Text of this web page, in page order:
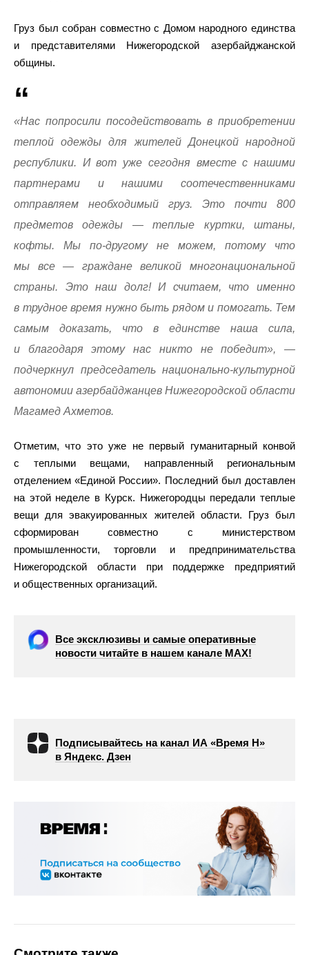
Груз был собран совместно с Домом народного единства
и представителями Нижегородской азербайджанской
общины.
«Нас попросили посодействовать в приобретении
теплой одежды для жителей Донецкой народной
республики. И вот уже сегодня вместе с нашими
партнерами и нашими соотечественниками
отправляем необходимый груз. Это почти 800
предметов одежды — теплые куртки, штаны,
кофты. Мы по-другому не можем, потому что
мы все — граждане великой многонациональной
страны. Это наш долг! И считаем, что именно
в трудное время нужно быть рядом и помогать. Тем
самым доказать, что в единстве наша сила,
и благодаря этому нас никто не победит», —
подчеркнул председатель национально-культурной
автономии азербайджанцев Нижегородской области
Магамед Ахметов.
Отметим, что это уже не первый гуманитарный конвой
с теплыми вещами, направленный региональным
отделением «Единой России». Последний был доставлен
на этой неделе в Курск. Нижегородцы передали теплые
вещи для эвакуированных жителей области. Груз был
сформирован совместно с министерством
промышленности, торговли и предпринимательства
Нижегородской области при поддержке предприятий
и общественных организаций.
Все эксклюзивы и самые оперативные
новости читайте в нашем канале МАХ!
Подписывайтесь на канал ИА «Время Н»
в Яндекс. Дзен